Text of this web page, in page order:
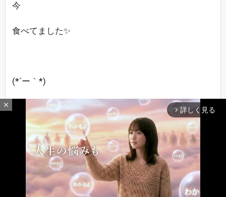
最新レスへ 上へ 下へ
今
食べてました✨
(*´ー｀*)
No.1722021/09/11 09:38
匿名さん0
Mステ
close
arrow_forward_ios 詳しく見る